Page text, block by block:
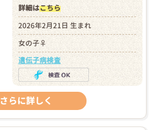
詳細はこちら
2026年2月21日 生まれ
女の子♀
遺伝子病検査
さらに詳しく